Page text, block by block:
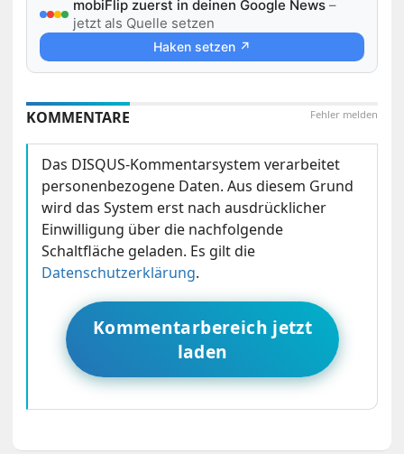
mobiFlip zuerst in deinen Google News –
jetzt als Quelle setzen
Haken setzen ↗
Fehler melden
KOMMENTARE
Das DISQUS-Kommentarsystem verarbeitet
personenbezogene Daten. Aus diesem Grund
wird das System erst nach ausdrücklicher
Einwilligung über die nachfolgende
Schaltfläche geladen. Es gilt die
Datenschutzerklärung.
Kommentarbereich jetzt
laden